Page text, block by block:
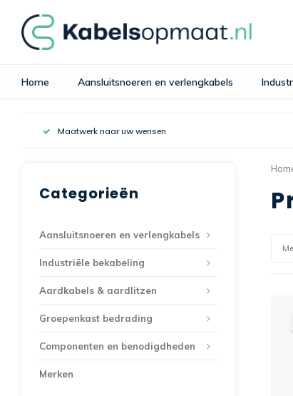
Home Aansluitsnoeren en verlengkabels
Maatwerk naar uw wensen
Categorieën
Aansluitsnoeren en verlengkabels
Industriële bekabeling
Aardkabels & aardlitzen
Groepenkast bedrading
Componenten en benodigdheden
Merken